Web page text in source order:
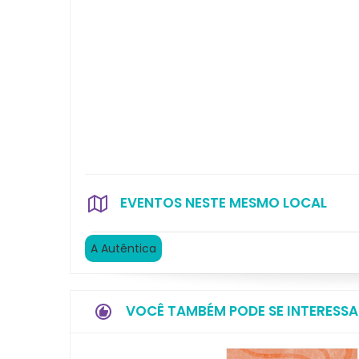
EVENTOS NESTE MESMO LOCAL
A Autêntica
VOCÊ TAMBÉM PODE SE